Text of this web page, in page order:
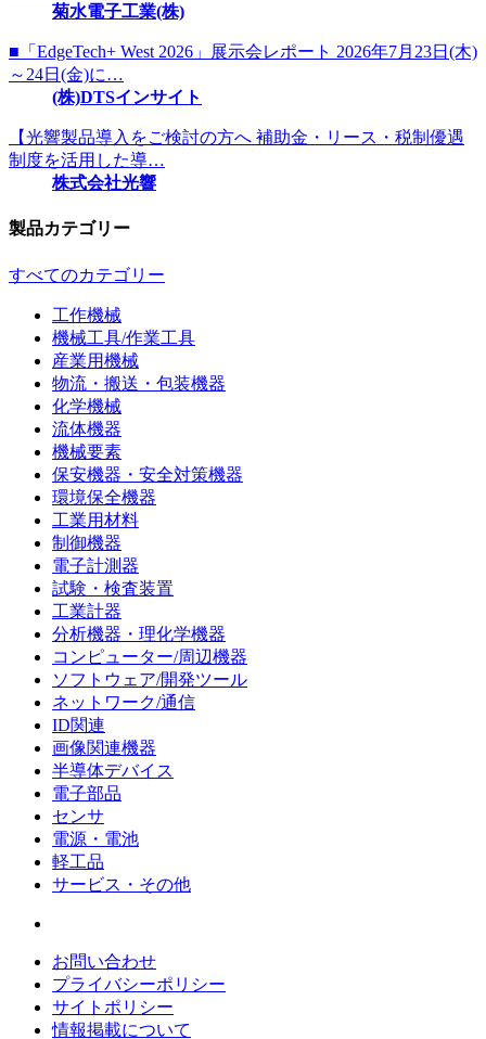
菊水電子工業(株)
■「EdgeTech+ West 2026」展示会レポート 2026年7月23日(木)
～24日(金)に…
(株)DTSインサイト
【光響製品導入をご検討の方へ 補助金・リース・税制優遇
制度を活用した導…
株式会社光響
製品カテゴリー
すべてのカテゴリー
工作機械
機械工具/作業工具
産業用機械
物流・搬送・包装機器
化学機械
流体機器
機械要素
保安機器・安全対策機器
環境保全機器
工業用材料
制御機器
電子計測器
試験・検査装置
工業計器
分析機器・理化学機器
コンピューター/周辺機器
ソフトウェア/開発ツール
ネットワーク/通信
ID関連
画像関連機器
半導体デバイス
電子部品
センサ
電源・電池
軽工品
サービス・その他
お問い合わせ
プライバシーポリシー
サイトポリシー
情報掲載について